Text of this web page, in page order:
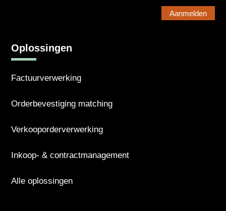
Oplossingen
Factuurverwerking
Orderbevestiging matching
Verkooporderverwerking
Inkoop- & contractmanagement
Alle oplossingen